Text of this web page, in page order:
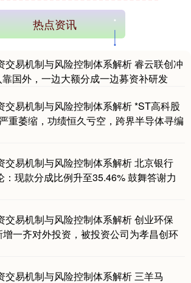
3563.12 +47.56 +1.35%
229.69 +0.10 +0.04%
热点资讯
交易机制与风险控制体系解析 睿云联创冲
国外，一边大额分成一边募资补研发
交易机制与风险控制体系解析 *ST高科股
重萎缩，功绩恒久亏空，跨界半导体寻编
交易机制与风险控制体系解析 北京银行
现款分成比例升至35.46% 鼓舞答谢力
交易机制与风险控制体系解析 创业环保
增一齐对外投资，被投资公司为孝昌创环
交易机制与风险控制体系解析 三羊马